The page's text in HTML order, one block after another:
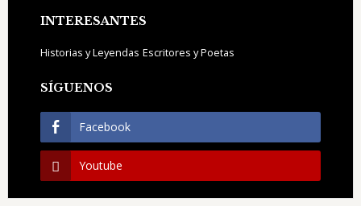
INTERESANTES
Historias y Leyendas Escritores y Poetas
SÍGUENOS
Facebook
Youtube